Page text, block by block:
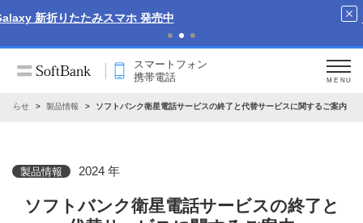
iPhone 17 Pro 発売中
スマートフォン
携帯電話
MENU
知らせ 製品情報 ソフトバンク衛星電話サービスの終了と代替サービスに関するご案内
製品情報 2024 年
ソフトバンク衛星電話サービスの終了と